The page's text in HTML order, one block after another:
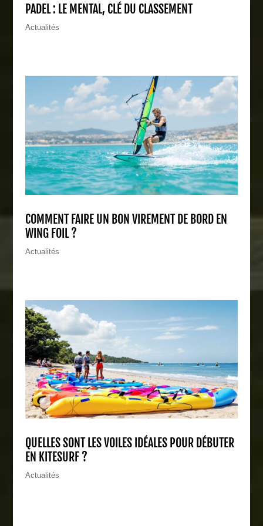
PADEL : LE MENTAL, CLÉ DU CLASSEMENT
Actualités
COMMENT FAIRE UN BON VIREMENT DE BORD EN
WING FOIL ?
Actualités
QUELLES SONT LES VOILES IDÉALES POUR DÉBUTER
EN KITESURF ?
Actualités